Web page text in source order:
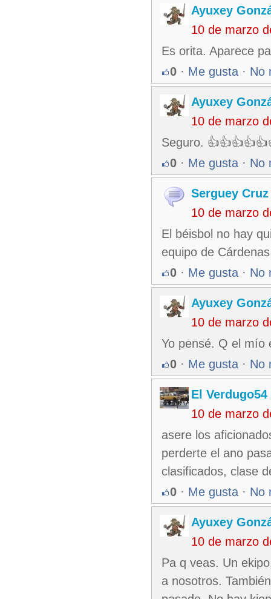
Ayuxey
10 de marzo
Es orita. Aparece
0 · Me gusta · No
Ayuxey
10 de marzo
Seguro.
0 · Me gusta · No
Serguey
10 de marzo
El béisbol no hay
equipo de
0 · Me gusta · No
Ayuxey
10 de marzo
Yo pensé. Q el mío
0 · Me gusta · No
El Verdugo54
10 de marzo
asere los
perderte el ano
clasificados, clase
0 · Me gusta · No
Ayuxey
10 de marzo
Pa q veas. Un
a nosotros.